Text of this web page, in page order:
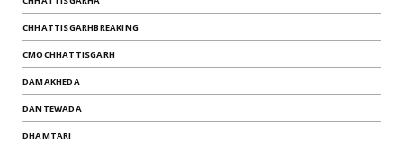
CHHATTISGARHBREAKING
CMOCHHATTISGARH
DAMAKHEDA
DANTEWADA
DHAMTARI